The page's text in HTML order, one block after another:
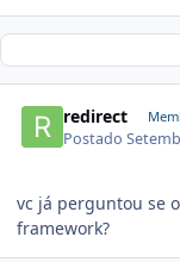
redirect
Postado
vc já perguntou se
framework?